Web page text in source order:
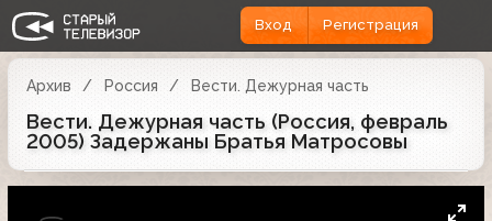
Вход Регистрация
Архив Россия Вести. Дежурная часть
Вести. Дежурная часть (Россия, февраль
2005) Задержаны Братья Матросовы